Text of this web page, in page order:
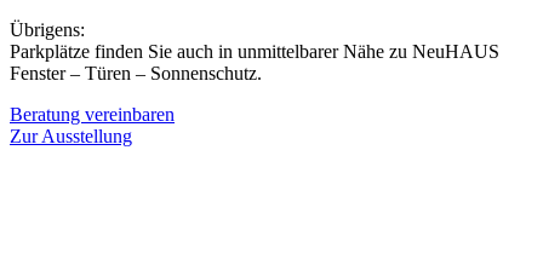
Übrigens:
Parkplätze finden Sie auch in unmittelbarer Nähe zu NeuHAUS
Fenster – Türen – Sonnenschutz.
Beratung vereinbaren
Zur Ausstellung